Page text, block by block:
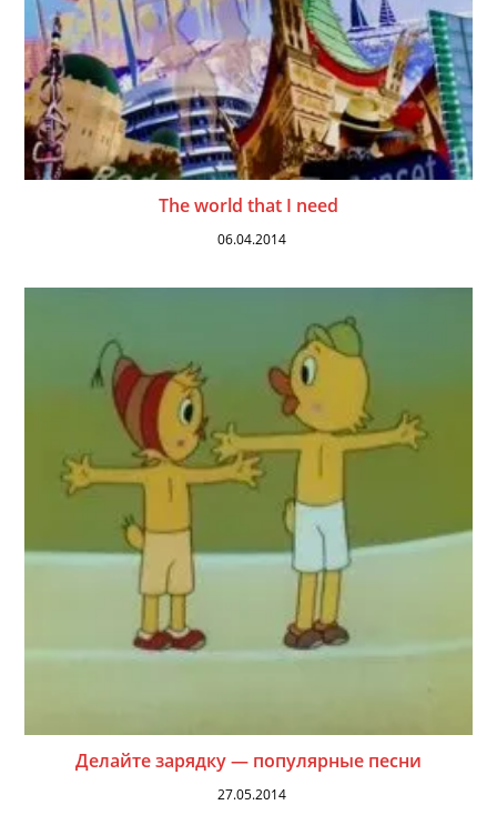
The world that I need
06.04.2014
Делайте зарядку — популярные песни
27.05.2014